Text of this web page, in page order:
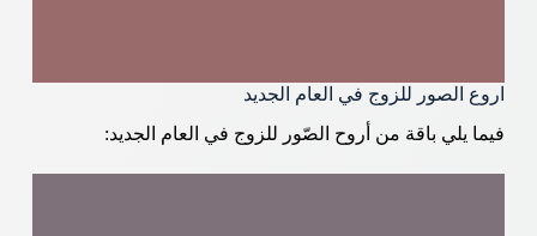
اروع الصور للزوج في العام الجديد
فيما يلي باقة من أروح الصّور للزوج في العام الجديد: